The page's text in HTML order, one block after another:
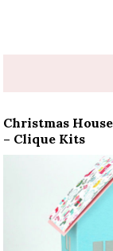
Christmas
– Clique Kits